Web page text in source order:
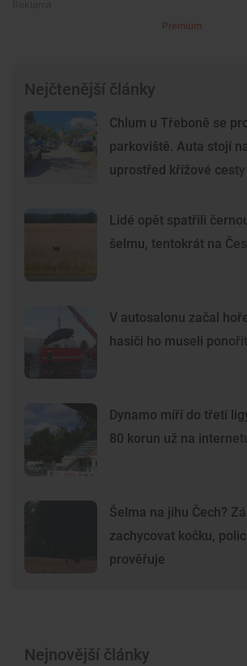
Premium
Nejčtenější články
Chlum u Třeboně se
parkoviště. Auta stojí
uprostřed křížové cesty
Lidé opět spatřili
šelmu, tentokrát na
V autosalonu začal
hasiči ho museli
Dynamo míří do třetí
80 korun už na
Šelma na jihu Čech?
zachycovat kočku,
prověřuje
Nejnovější články